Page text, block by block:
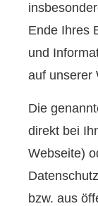
Ende Ihres
und
auf unserer
Die
direkt bei
Webseite)
bzw. aus